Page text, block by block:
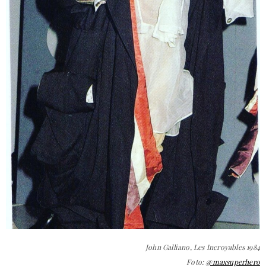
John Galliano, Les Incroyables 1984
Foto:@maxsuperhero